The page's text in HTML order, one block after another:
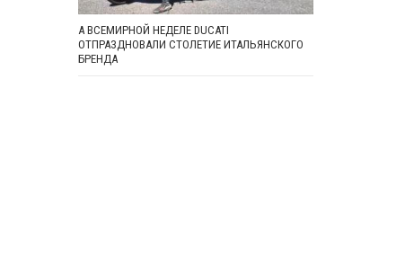
А ВСЕМИРНОЙ НЕДЕЛЕ DUCATI
ОТПРАЗДНОВАЛИ СТОЛЕТИЕ ИТАЛЬЯНСКОГО
БРЕНДА